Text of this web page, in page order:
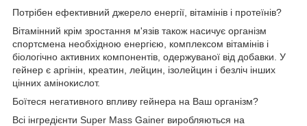
Потрібен ефективний джерело енергії, вітамінів і протеїнів?
Вітамінний крім зростання м'язів також насичує організм
спортсмена необхідною енергією, комплексом вітамінів і
біологічно активних компонентів, одержуваної від добавки. У
гейнер є аргінін, креатин, лейцин, ізолейцин і безліч інших
цінних амінокислот.
Боїтеся негативного впливу гейнера на Ваш організм?
Всі інгредієнти Super Mass Gainer виробляються на